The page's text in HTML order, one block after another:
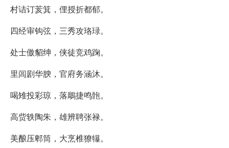
村诘订荄箕，俚授折都郁。
四经审钩弦，三秀攻珞琭。
处士傲貂绅，侠徒竞鸡踘。
里闾剧华腴，官府务涵沐。
喝雉投彩琼，落鵰捷鸣骲。
高赀轶陶朱，雄辨聘张禄。
美酿压郫筒，大烹椎獠犦。